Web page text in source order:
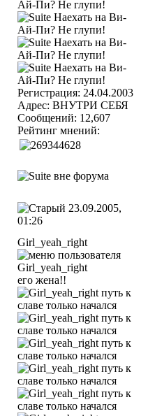
Регистрация: 24.04.2003
Адрес: ВНУТРИ СЕБЯ
Сообщений: 12,607
Рейтинг мнений:
23.09.2005,
01:26
Girl_yeah_right
его жена!!